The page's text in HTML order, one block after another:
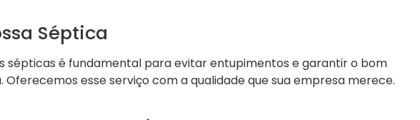
Séptica
sépticas é fundamental para evitar entupimentos e garantir o bom
esse serviço com a qualidade que sua empresa merece.